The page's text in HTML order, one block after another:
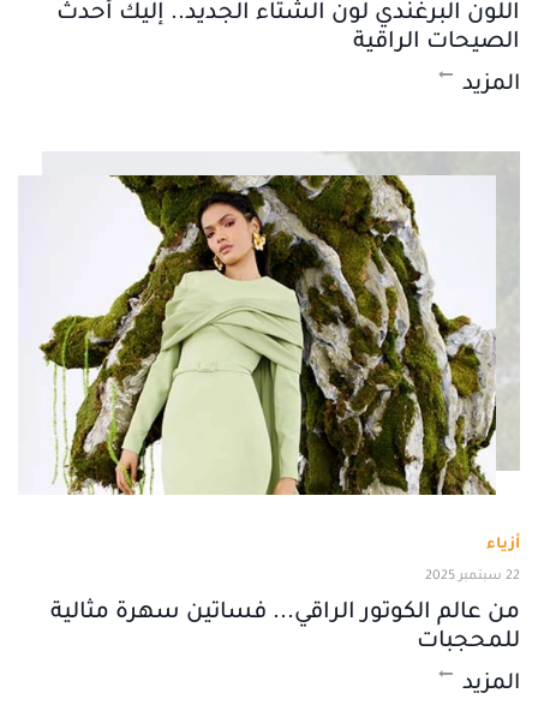
اللون البرغندي لون الشتاء الجديد.. إليك أحدث
الصيحات الراقية
المزيد
أزياء
22 سبتمبر 2025
من عالم الكوتور الراقي... فساتين سهرة مثالية
للمحجبات
المزيد